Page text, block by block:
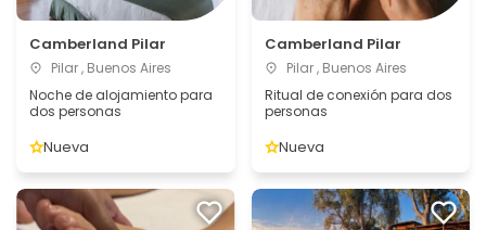
Camberland Pilar
Pilar , Buenos Aires
Noche de alojamiento para
dos personas
Nueva
Camberland Pilar
Pilar , Buenos Aires
Ritual de conexión para dos
personas
Nueva